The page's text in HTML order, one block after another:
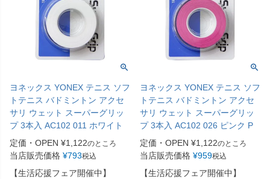
ヨネックス YONEX テニス ソフ
トテニス バドミントン アクセ
サリ ウェット スーパーグリッ
プ 3本入 AC102 011 ホワイト
定価・OPEN ¥1,122のところ
当店販売価格 ¥793税込
【生活応援フェア開催中】
ヨネックス YONEX テニス ソフ
トテニス バドミントン アクセ
サリ ウェット スーパーグリッ
プ 3本入 AC102 026 ピンク P
定価・OPEN ¥1,122のところ
当店販売価格 ¥959税込
【生活応援フェア開催中】